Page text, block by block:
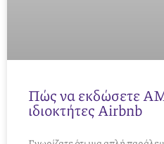
Πώς να εκδώσετε
ιδιοκτήτες Airbnb